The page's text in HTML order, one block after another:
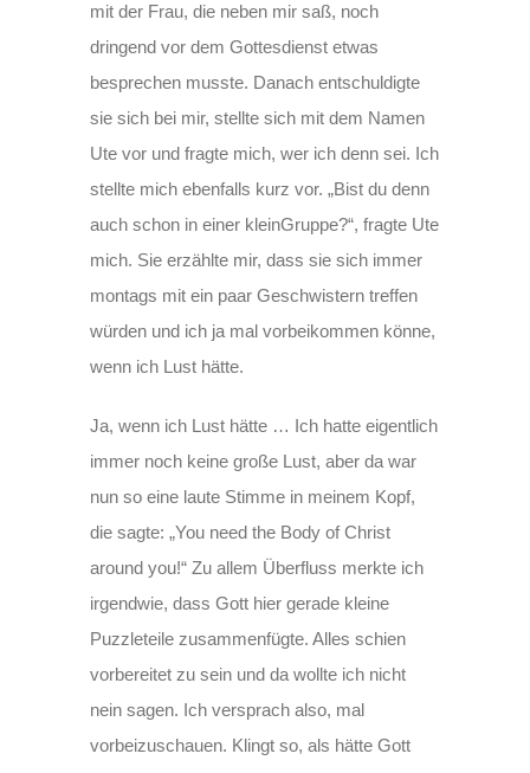
mit der Frau, die neben mir saß, noch
dringend vor dem Gottesdienst etwas
besprechen musste. Danach entschuldigte
sie sich bei mir, stellte sich mit dem Namen
Ute vor und fragte mich, wer ich denn sei. Ich
stellte mich ebenfalls kurz vor. „Bist du denn
auch schon in einer kleinGruppe?“, fragte Ute
mich. Sie erzählte mir, dass sie sich immer
montags mit ein paar Geschwistern treffen
würden und ich ja mal vorbeikommen könne,
wenn ich Lust hätte.
Ja, wenn ich Lust hätte … Ich hatte eigentlich
immer noch keine große Lust, aber da war
nun so eine laute Stimme in meinem Kopf,
die sagte: „You need the Body of Christ
around you!“ Zu allem Überfluss merkte ich
irgendwie, dass Gott hier gerade kleine
Puzzleteile zusammenfügte. Alles schien
vorbereitet zu sein und da wollte ich nicht
nein sagen. Ich versprach also, mal
vorbeizuschauen. Klingt so, als hätte Gott